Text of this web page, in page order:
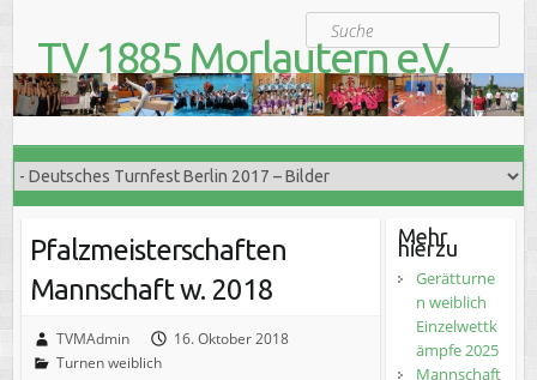
Suche
TV 1885 Morlautern e.V.
Der Turnverein für Jung und Alt
Pfalzmeisterschaften
Mannschaft w. 2018
TVMAdmin
16. Oktober 2018
Turnen weiblich
Mehr
hierzu
Gerätturne
n weiblich
Einzelwettk
ämpfe 2025
Mannschaft